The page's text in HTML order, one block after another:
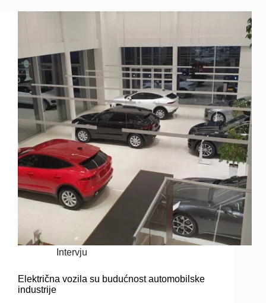
Intervju
Električna vozila su budućnost automobilske
industrije